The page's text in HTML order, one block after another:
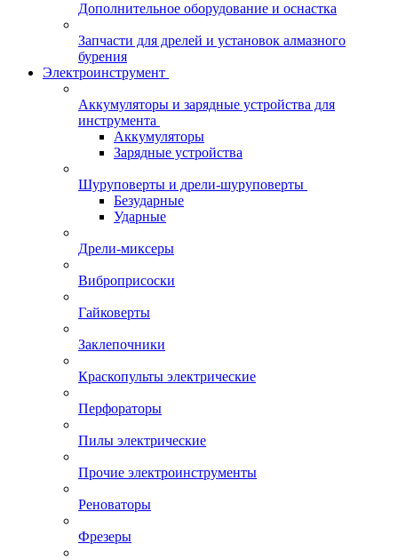
Дополнительное оборудование и оснастка
Запчасти для дрелей и установок алмазного
бурения
Электроинструмент
Аккумуляторы и зарядные устройства для
инструмента
Аккумуляторы
Зарядные устройства
Шуруповерты и дрели-шуруповерты
Безударные
Ударные
Дрели-миксеры
Виброприсоски
Гайковерты
Заклепочники
Краскопульты электрические
Перфораторы
Пилы электрические
Прочие электроинструменты
Реноваторы
Фрезеры